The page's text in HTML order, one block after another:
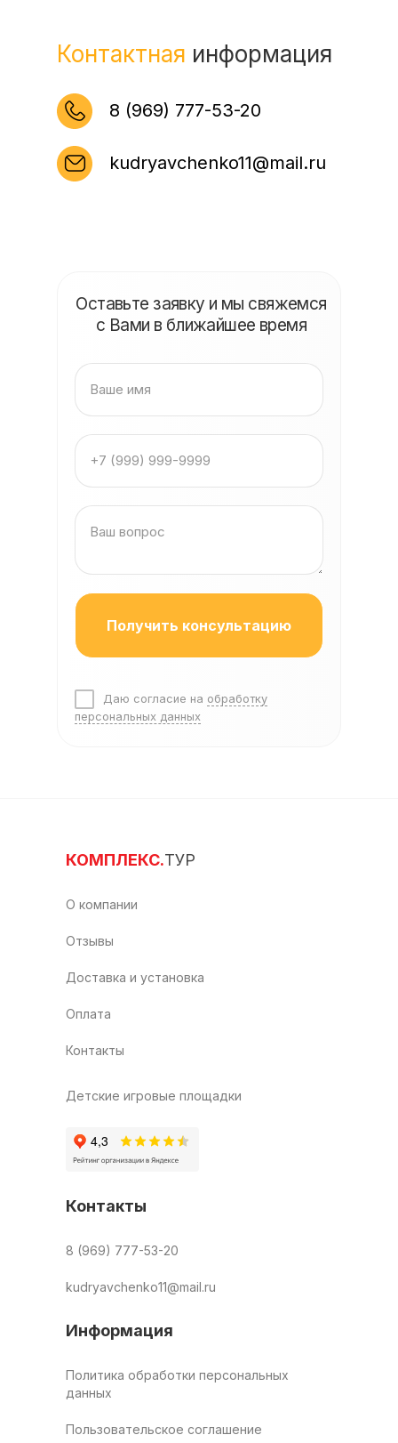
Контактная информация
Оставьте заявку и мы свяжемся
с Вами в ближайшее время
Получить консультацию
Даю согласие на обработку
персональных данных
8 (969) 777-53-20
kudryavchenko11@mail.ru
КОМПЛЕКС.ТУР
О компании
Отзывы
Доставка и установка
Оплата
Контакты
Детские игровые площадки
Контакты
8 (969) 777-53-20
kudryavchenko11@mail.ru
Информация
Политика обработки персональных
данных
Пользовательское соглашение